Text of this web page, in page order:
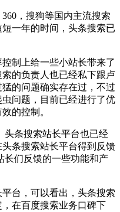
，搜狗等国内主流搜索
一年的时间，头条搜索已
制上给一些小站长带来了
的负责人也已经私下跟卢
的问题确实存在过，不过
问题，目前已经进行了优
的控制。
头条搜索站长平台也已经
条搜索站长平台得到反馈
长们反馈的一些功能和产
台，可以看出，头条搜索
在百度搜索业务口碑下